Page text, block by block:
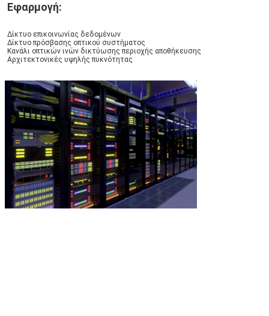
Εφαρμογή:
Δίκτυο επικοινωνίας δεδομένων
Δίκτυο πρόσβασης οπτικού συστήματος
Κανάλι οπτικών ινών δικτύωσης περιοχής αποθήκευσης
Αρχιτεκτονικές υψηλής πυκνότητας